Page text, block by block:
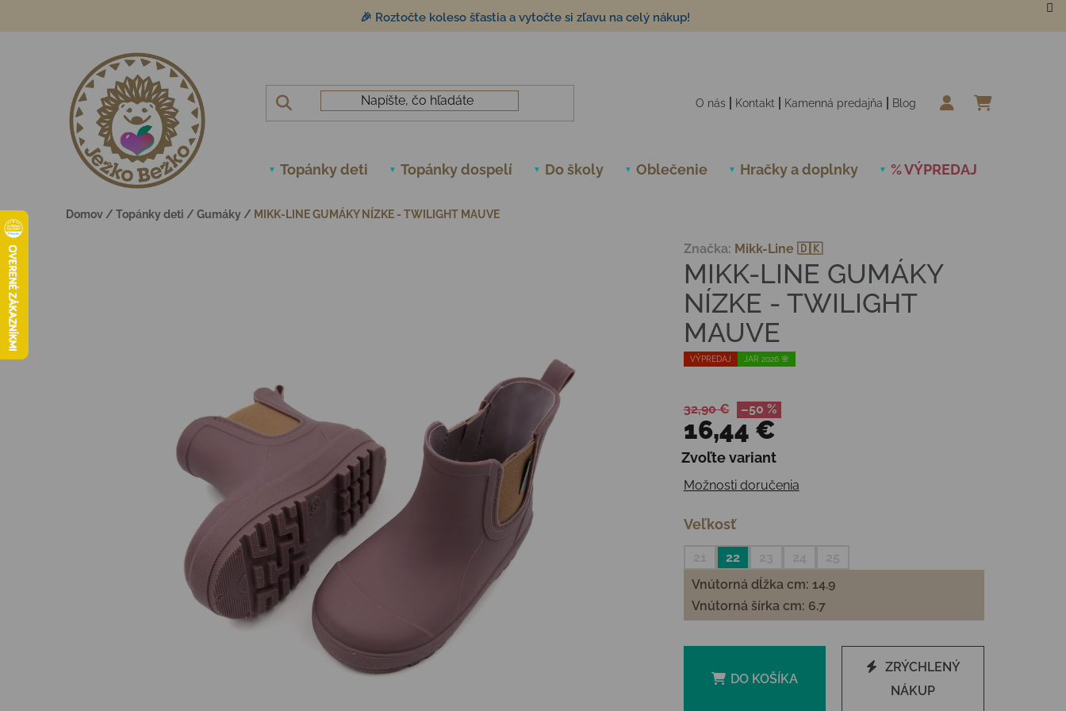
🎉 Roztočte koleso šťastia a vytočte si zľavu na celý nákup!
O nás Kontakt Kamenná predajňa Blog
Topánky deti Topánky dospelí Do školy Oblečenie Hračky a doplnky % VÝPREDAJ
Domov / Topánky deti / Gumáky / MIKK-LINE GUMÁKY NÍZKE - TWILIGHT MAUVE
VÝPREDAJ JAR 2026 🌸
MIKK-LINE GUMÁKY
NÍZKE - TWILIGHT
MAUVE
Značka: Mikk-Line 🇩🇰
32,90 € –50 %
16,44 €
Jednotková cena:
Zvoľte variant
Možnosti doručenia
Veľkosť
22
Vnútorná dĺžka cm: 14.9
Vnútorná šírka cm: 6.7
DO KOŠÍKA
ZRÝCHLENÝ
NÁKUP